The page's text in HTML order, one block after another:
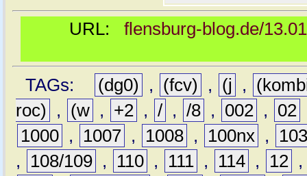
URL: flensburg-blog.de/
TAGs: (dg0) , (fcv) , (j ,
roc)
, (w , +2 , / , /8 , 002 , 02
1000 , 1007 , 1008 , 100nx ,
,
108/109 , 110 , 111 , 114 , 12